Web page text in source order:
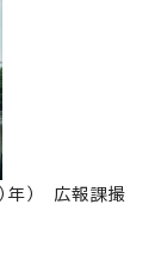
年） 広報課撮